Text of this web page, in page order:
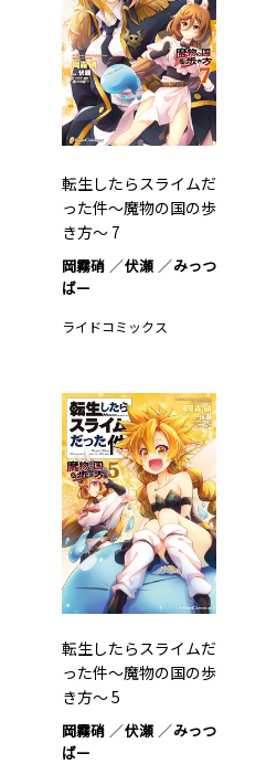
転生したらスライムだ
った件～魔物の国の歩
き方～ 7
岡霧硝 伏瀬
みっつ
ばー
ライドコミックス
転生したらスライムだ
った件～魔物の国の歩
き方～ 5
岡霧硝 伏瀬
みっつ
ばー